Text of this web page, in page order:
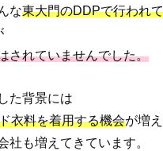
な東大門のDDPで行われ
されていませんでした。
た背景には
衣料を着用する機会が増
も増えてきています。